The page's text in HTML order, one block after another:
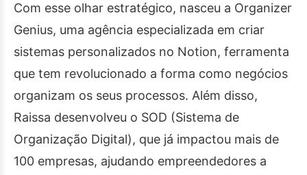
Com esse olhar estratégico, nasceu a Organizer
Genius, uma agência especializada em criar
sistemas personalizados no Notion, ferramenta
que tem revolucionado a forma como negócios
organizam os seus processos. Além disso,
Raissa desenvolveu o SOD (Sistema de
Organização Digital), que já impactou mais de
100 empresas, ajudando empreendedores a